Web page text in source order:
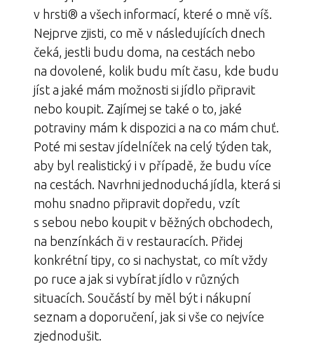
v hrsti® a všech informací, které o mně víš.
Nejprve zjisti, co mě v následujících dnech
čeká, jestli budu doma, na cestách nebo
na dovolené, kolik budu mít času, kde budu
jíst a jaké mám možnosti si jídlo připravit
nebo koupit. Zajímej se také o to, jaké
potraviny mám k dispozici a na co mám chuť.
Poté mi sestav jídelníček na celý týden tak,
aby byl realistický i v případě, že budu více
na cestách. Navrhni jednoduchá jídla, která si
mohu snadno připravit dopředu, vzít
s sebou nebo koupit v běžných obchodech,
na benzínkách či v restauracích. Přidej
konkrétní tipy, co si nachystat, co mít vždy
po ruce a jak si vybírat jídlo v různých
situacích. Součástí by měl být i nákupní
seznam a doporučení, jak si vše co nejvíce
zjednodušit.